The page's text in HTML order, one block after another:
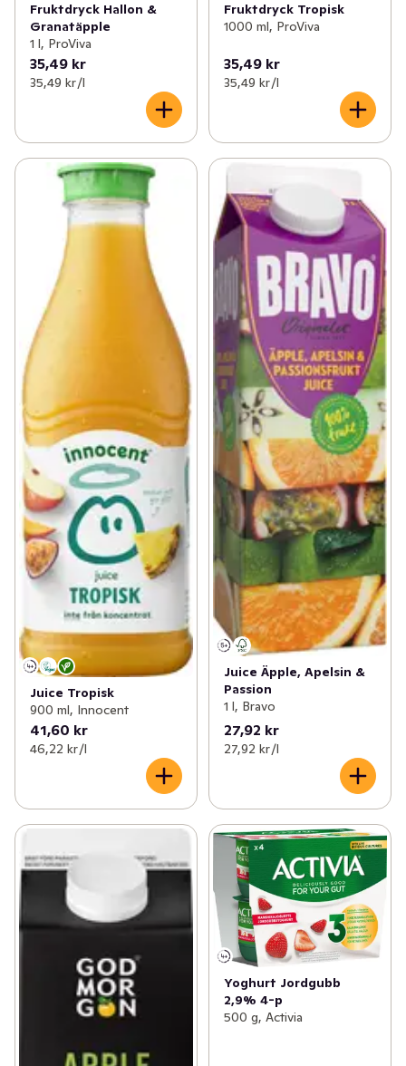
Fruktdryck Hallon &
Granatäpple
1 l, ProViva
35,49 kr
35,49 kr /l
Fruktdryck Tropisk
1000 ml, ProViva
35,49 kr
35,49 kr /l
Juice Tropisk
900 ml, Innocent
41,60 kr
46,22 kr /l
Juice Äpple, Apelsin &
Passion
1 l, Bravo
27,92 kr
27,92 kr /l
Yoghurt Jordgubb
2,9% 4-p
500 g, Activia